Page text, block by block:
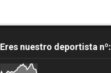
Eres nuestro deportista nº: